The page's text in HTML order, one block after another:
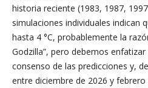
historia reciente (1983, 1987,
simulaciones individuales indican
hasta 4 °C, probablemente la
Godzilla”, pero debemos
consenso de las predicciones y,
entre diciembre de 2026 y febrero